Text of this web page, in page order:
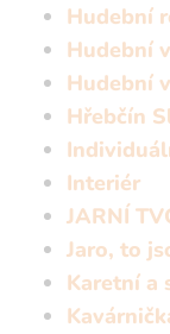
Hudební
Hudební
Hudební
Hřebčín
Interiér
JARNÍ
Jaro, to
Karetní a